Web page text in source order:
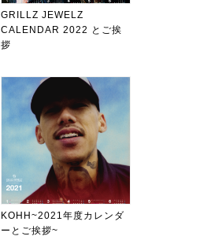
GRILLZ JEWELZ
CALENDAR 2022 とご挨
拶
KOHH~2021年度カレンダ
ーとご挨拶~